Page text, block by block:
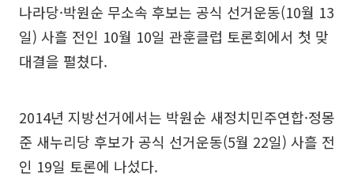
나라당·박원순 무소속 후보는 공식 선거운동(10월 13
일) 사흘 전인 10월 10일 관훈클럽 토론회에서 첫 맞
대결을 펼쳤다.
2014년 지방선거에서는 박원순 새정치민주연합·정몽
준 새누리당 후보가 공식 선거운동(5월 22일) 사흘 전
인 19일 토론에 나섰다.